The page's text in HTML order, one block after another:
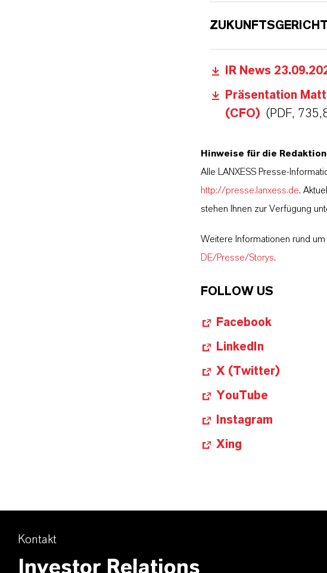
IR News
Präsentation
(CFO) (PDF,
Hinweise für die
Alle LANXESS Presse-
http://presse.lanxess.de.
stehen Ihnen zur Verfügung
Weitere Informationen rund
DE/Presse/Storys.
FOLLOW US
Facebook
LinkedIn
X (Twitter)
YouTube
Instagram
Xing
Kontakt
Investor Relations